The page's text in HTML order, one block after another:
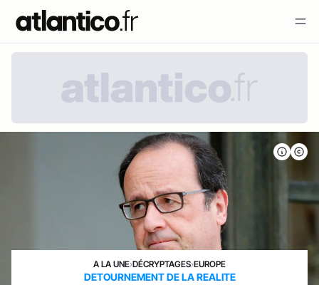
A LA UNE›DÉCRYPTAGES›EUROPE
DETOURNEMENT DE LA REALITE